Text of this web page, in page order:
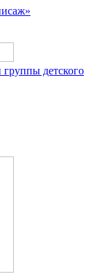
детского